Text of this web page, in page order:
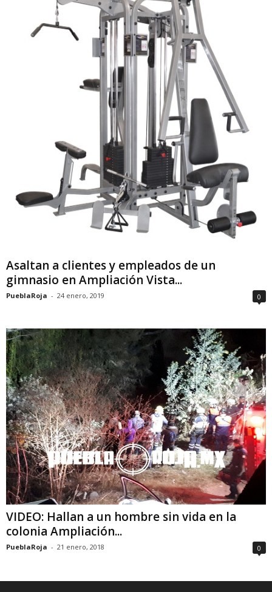
Asaltan a clientes y empleados de un
gimnasio en Ampliación Vista...
PueblaRoja - 24 enero, 2019 0
VIDEO: Hallan a un hombre sin vida en la
colonia Ampliación...
PueblaRoja - 21 enero, 2018 0